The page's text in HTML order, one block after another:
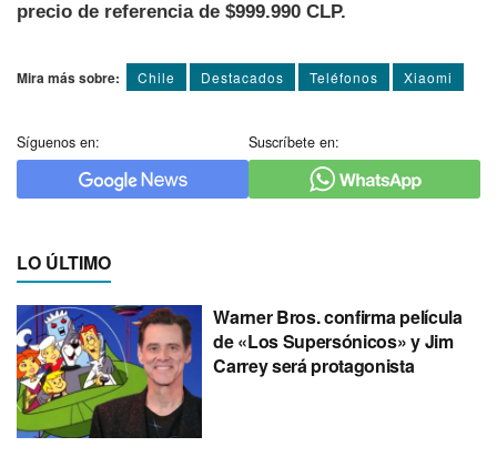
precio de referencia de $999.990 CLP.
Mira más sobre: Chile Destacados Teléfonos Xiaomi
Síguenos en: Suscríbete en:
LO ÚLTIMO
Warner Bros. confirma película
de «Los Supersónicos» y Jim
Carrey será protagonista